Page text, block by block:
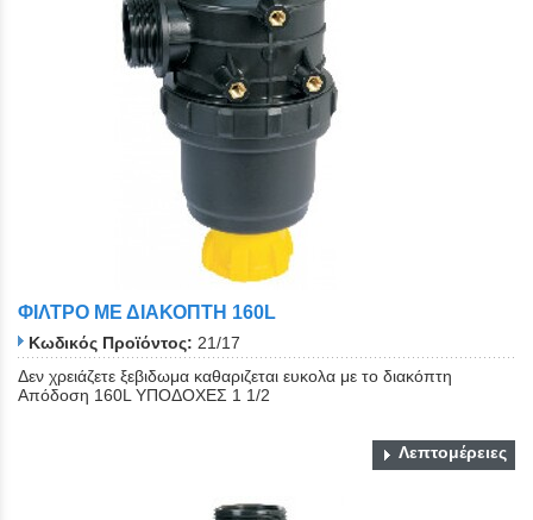
ΦΙΛΤΡΟ ΜΕ ΔΙΑΚΟΠΤΗ 160L
Κωδικός Προϊόντος: 21/17
Δεν χρειάζετε ξεβιδωμα καθαριζεται ευκολα με το διακόπτη
Απόδοση 160L ΥΠΟΔΟΧΕΣ 1 1/2
Λεπτομέρειες